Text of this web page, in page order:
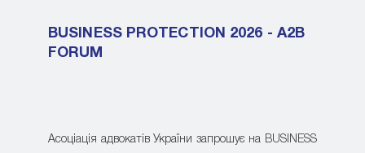
BUSINESS PROTECTION 2026 - A2B
FORUM
Асоціація адвокатів України запрошує на BUSINESS